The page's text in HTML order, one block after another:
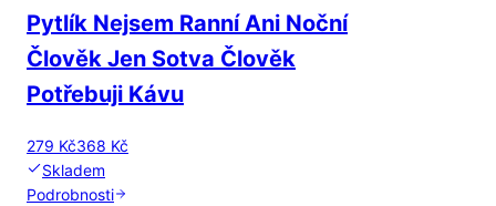
Pytlík Nejsem Ranní Ani Noční
Člověk Jen Sotva Člověk
Potřebuji Kávu
279 Kč368 Kč
Skladem
Podrobnosti